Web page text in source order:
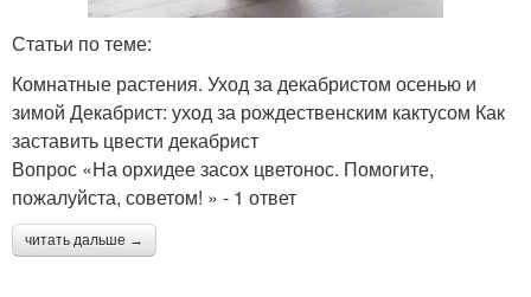
Статьи по теме:
Комнатные растения. Уход за декабристом осенью и
зимой Декабрист: уход за рождественским кактусом Как
заставить цвести декабрист
Вопрос «На орхидее засох цветонос. Помогите,
пожалуйста, советом! » - 1 ответ
читать дальше →